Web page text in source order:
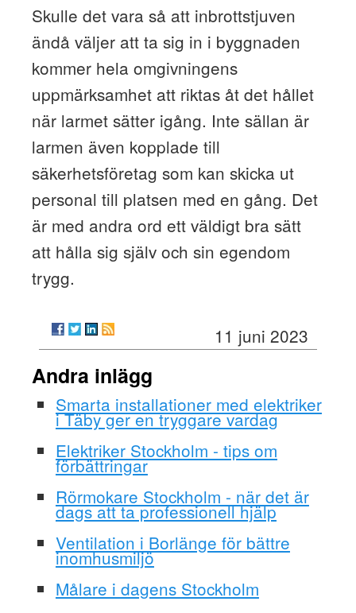
Skulle det vara så att inbrottstjuven
ändå väljer att ta sig in i byggnaden
kommer hela omgivningens
uppmärksamhet att riktas åt det hållet
när larmet sätter igång. Inte sällan är
larmen även kopplade till
säkerhetsföretag som kan skicka ut
personal till platsen med en gång. Det
är med andra ord ett väldigt bra sätt
att hålla sig själv och sin egendom
trygg.
11 juni 2023
Andra inlägg
Smarta installationer med elektriker
i Täby ger en tryggare vardag
Elektriker Stockholm - tips om
förbättringar
Rörmokare Stockholm - när det är
dags att ta professionell hjälp
Ventilation i Borlänge för bättre
inomhusmiljö
Målare i dagens Stockholm